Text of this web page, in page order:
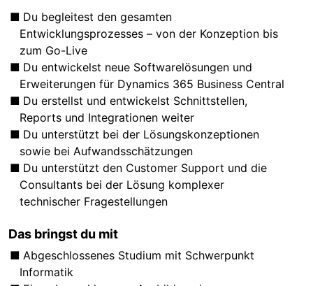
Du begleitest den gesamten
Entwicklungsprozesses – von der Konzeption bis
zum Go-Live
Du entwickelst neue Softwarelösungen und
Erweiterungen für Dynamics 365 Business Central
Du erstellst und entwickelst Schnittstellen,
Reports und Integrationen weiter
Du unterstützt bei der Lösungskonzeptionen
sowie bei Aufwandsschätzungen
Du unterstützt den Customer Support und die
Consultants bei der Lösung komplexer
technischer Fragestellungen
Das bringst du mit
Abgeschlossenes Studium mit Schwerpunkt
Informatik